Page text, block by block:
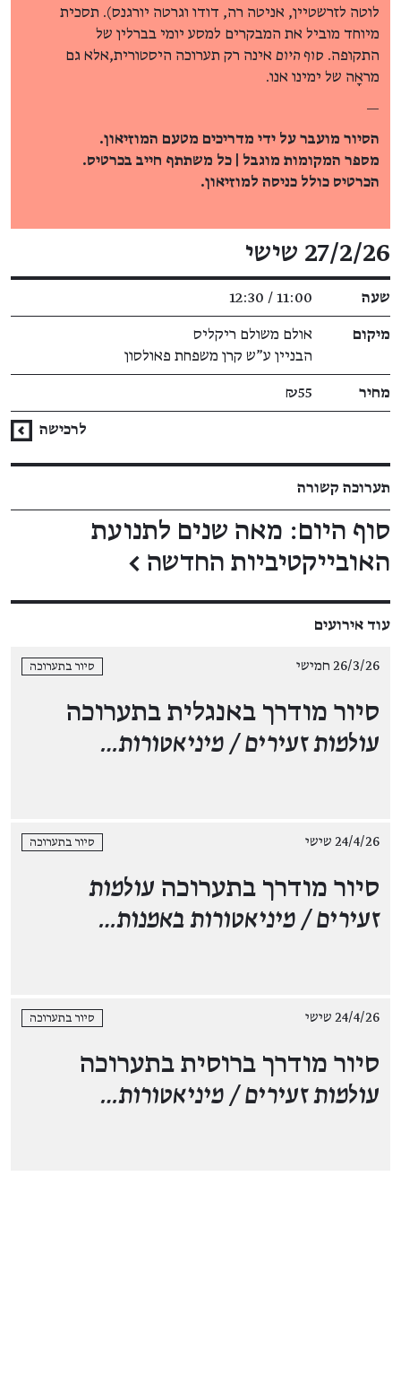
לוטה לזרשטיין, אניטה רה, דודו וגרטה יורגנס). תסכית
מיוחד מוביל את המבקרים למסע יומי בברלין של
התקופה. סוף היום אינה רק תערוכה היסטורית,אלא גם
מראָָה של ימינו אנו.
—
הסיור מועבר על ידי מדריכים מטעם המוזיאון.
מספר המקומות מוגבל | כל משתתף חייב בכרטיס.
הכרטיס כולל כניסה למוזיאון.
פרטי האירוע
27/2/26 שישי
שעה 11:00 / 12:30
מיקום
אולם משולם ריקליס
הבניין ע"ש קרן משפחת פאולסון
מחיר ₪55
לרכישה
תערוכה קשורה
סוף היום: מאה שנים לתנועת
האובייקטיביות החדשה ←
עוד אירועים
26/3/26 חמישי סיור בתערוכה
סיור מודרך באנגלית בתערוכה
עולמות זעירים / מיניאטורות…
24/4/26 שישי סיור בתערוכה
סיור מודרך בתערוכה עולמות
זעירים / מיניאטורות באמנות…
24/4/26 שישי סיור בתערוכה
סיור מודרך ברוסית בתערוכה
עולמות זעירים / מיניאטורות…